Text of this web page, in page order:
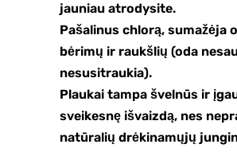
jauniau atrodysite.
Pašalinus chlorą, sumažėja
bėrimų ir raukšlių (oda
nesusitraukia).
Plaukai tampa švelnūs ir
sveikesnę išvaizdą, nes
natūralių drėkinamųjų